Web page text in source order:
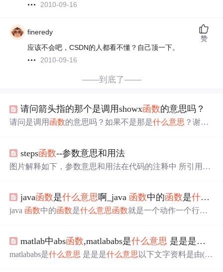
2010-09-16
fineredy
应该不会吧，CSDN的人都看不懂？自己顶一下。
2010-09-16
赞
——到底了——
请问箭头指的那个是调用showx函数的意思吗？
请问是调用 函数的意思吗？如果不是那是什么意思 ？谢谢
steps函数--参数意思和用法
图片解释如下，参数意思和用法在代码的注释中 所引用图
代码： 参数如果是start,就是在开始的时候改变,如果是end,
就是在结束的时候改变. <!DOCTYPE html> <html lang="e
java函数是什么意思啊_java 函数中的函数是什么意思
java 函数中的函数是什么意思函数就是一个动作一个行为
函数的返回值和参数就可以了，比如两个数相加的函数，
那参数肯定就是2个数，我要实现那两个数的相加，那返回
matlab中abs函数,matlababs是什么意思 是是是什么
matlababs是什么意思 是是是什么意思 以下文字资料是由(历